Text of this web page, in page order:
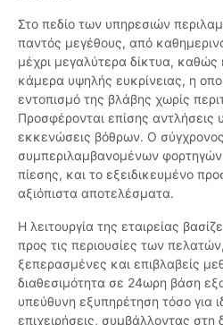
Στο πεδίο των υπηρεσιών
παντός μεγέθους, από
μέχρι μεγαλύτερα δίκτυα, καθώς
κάμερα υψηλής ευκρίνειας, η
εντοπισμό της βλάβης χωρίς
Προσφέρονται επίσης αντλήσεις
εκκενώσεις βόθρων. Ο
συμπεριλαμβανομένων
πίεσης, και το εξειδικευμένο
αξιόπιστα αποτελέσματα.
Η λειτουργία της εταιρείας
προς τις περιουσίες των
ξεπερασμένες και επιβλαβείς
διαθεσιμότητα σε 24ωρη βάση
υπεύθυνη εξυπηρέτηση τόσο για
επιχειρήσεις, συμβάλλοντας στη